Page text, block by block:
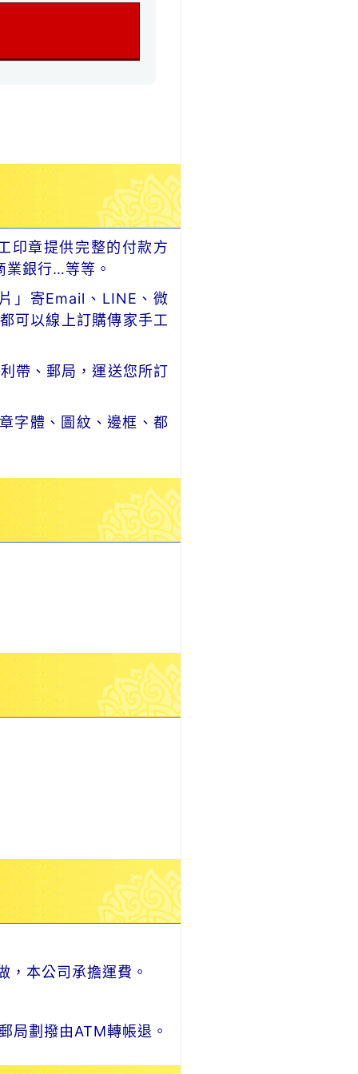
印章提供完整的付款方
業銀行…等等。
」寄Email、LINE、微
可以線上訂購傳家手工
帶、郵局，運送您所訂
字體、圖紋、邊框、都
本公司承擔運費。
局劃撥由ATM轉帳退。